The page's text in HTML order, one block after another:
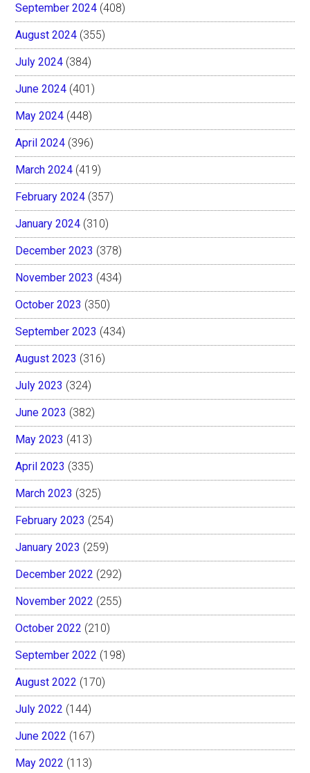
September 2024 (408)
August 2024 (355)
July 2024 (384)
June 2024 (401)
May 2024 (448)
April 2024 (396)
March 2024 (419)
February 2024 (357)
January 2024 (310)
December 2023 (378)
November 2023 (434)
October 2023 (350)
September 2023 (434)
August 2023 (316)
July 2023 (324)
June 2023 (382)
May 2023 (413)
April 2023 (335)
March 2023 (325)
February 2023 (254)
January 2023 (259)
December 2022 (292)
November 2022 (255)
October 2022 (210)
September 2022 (198)
August 2022 (170)
July 2022 (144)
June 2022 (167)
May 2022 (113)